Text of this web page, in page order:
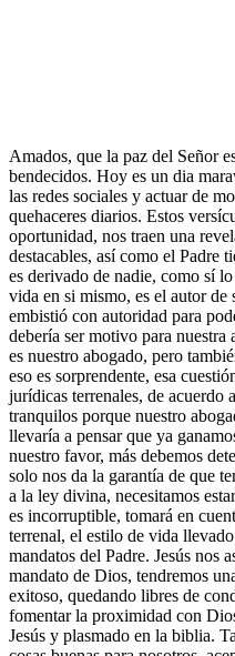
Amados, que la paz del Señor
bendecidos. Hoy es un dia
las redes sociales y actuar de
quehaceres diarios. Estos
oportunidad, nos traen una
destacables, así como el Padre
es derivado de nadie, como sí
vida en si mismo, es el autor
embistió con autoridad para
debería ser motivo para
es nuestro abogado, pero
eso es sorprendente, esa
jurídicas terrenales, de acuerdo
tranquilos porque nuestro
llevaría a pensar que ya
nuestro favor, más debemos
solo nos da la garantía de que
a la ley divina, necesitamos
es incorruptible, tomará en
terrenal, el estilo de vida
mandatos del Padre. Jesús nos
mandato de Dios, tendremos
exitoso, quedando libres de
fomentar la proximidad con
Jesús y plasmado en la biblia.